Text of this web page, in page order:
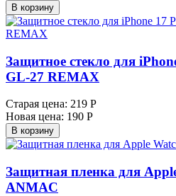
В корзину
Защитное стекло для
GL-27 REMAX
Старая цена: 219 Р
Новая цена: 190 Р
В корзину
Защитная пленка для
ANMAC